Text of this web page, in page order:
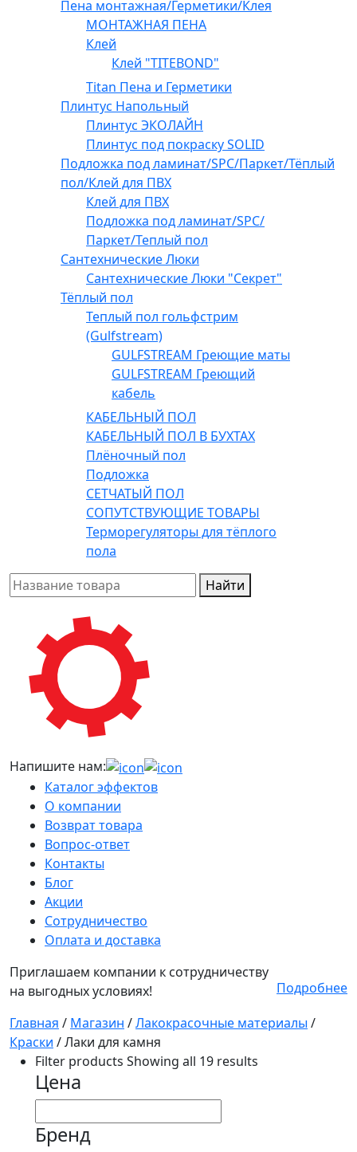
Пена монтажная/Герметики/Клея
МОНТАЖНАЯ ПЕНА
Клей
Клей "TITEBOND"
Titan Пена и Герметики
Плинтус Напольный
Плинтус ЭКОЛАЙН
Плинтус под покраску SOLID
Подложка под ламинат/SPC/Паркет/Тёплый
пол/Клей для ПВХ
Клей для ПВХ
Подложка под ламинат/SPC/
Паркет/Теплый пол
Сантехнические Люки
Сантехнические Люки "Секрет"
Тёплый пол
Теплый пол гольфстрим
(Gulfstream)
GULFSTREAM Греющие маты
GULFSTREAM Греющий
кабель
КАБЕЛЬНЫЙ ПОЛ
КАБЕЛЬНЫЙ ПОЛ В БУХТАХ
Плёночный пол
Подложка
СЕТЧАТЫЙ ПОЛ
СОПУТСТВУЮЩИЕ ТОВАРЫ
Терморегуляторы для тёплого
пола
Найти
Напишите нам:
Каталог эффектов
О компании
Возврат товара
Вопрос-ответ
Контакты
Блог
Акции
Сотрудничество
Оплата и доставка
Приглашаем компании к сотрудничеству
на выгодных условиях!
Подробнее
Главная / Магазин /Лакокрасочные материалы /
Краски /Лаки для камня
Filter products Showing all 19 results
Цена
Бренд